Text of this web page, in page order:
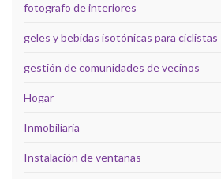
fotografo de interiores
geles y bebidas isotónicas para ciclistas
gestión de comunidades de vecinos
Hogar
Inmobiliaria
Instalación de ventanas